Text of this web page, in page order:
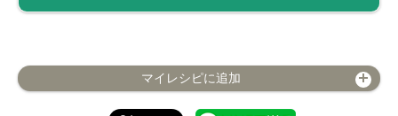
マイレシピに追加